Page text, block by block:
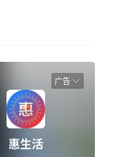
广告